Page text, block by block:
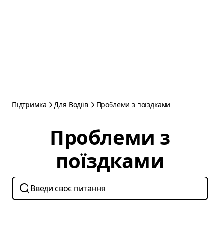
Підтримка Для Водіїв Проблеми з поїздками
Проблеми з
поїздками